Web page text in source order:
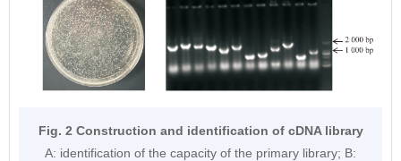
Fig. 2 Construction and identification of cDNA library
A: identification of the capacity of the primary library; B: